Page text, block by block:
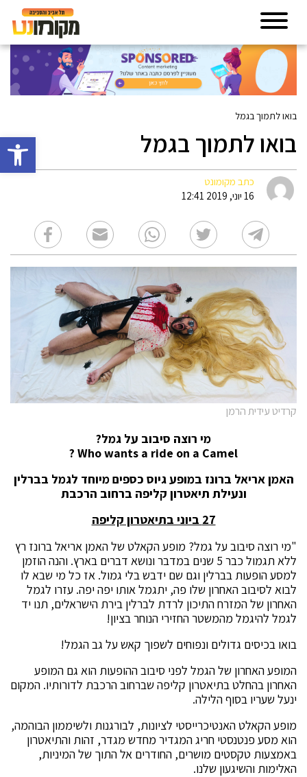
פתח
בואו לתמוך בגמל
בואו לתמוך בגמל
כתב מקומונט
16 יוני, 2019 12:41
קרדיט עידית הרמן
מי רוצה סיבוב על גמל?
Who wants a ride on a Camel ?
האמן אריאל ברונז במופע גיוס כספים מיוחד לגמל בברלין
ונעילת תיאטרון קליפה ברחוב הרכבת
27 ביוני בתיאטרון קליפה
"מי רוצה סיבוב על גמל? מופע הקאלט של האמן אריאל ברונז רץ
ללא תגמול כבר 5 שנים במדבר ונושא דברים בארץ. והנה הוזמן
למסע הופעות בברלין וגם שם ידבש בלי גמול. אז כל מי שבא לו
לבוא לסיבוב האחרון שלו פה, יתגמל אותו יפה יפה. עזרו לגמל
האחרון של המזרח התיכון לרדת לברלין בירת הישראלים, תנו יד
לגמל להיגמל מהמשטר החזירי הנוחר בציון!
בואו בכיסים גדולים ונפוחים לשפוך קאש על גב הגמל!
המופע האחרון של הגמל לפני סיבוב ההופעות הוא גם המופע
האחרון בהחלט בתיאטרון קליפה שברחוב הרכבת לדורותיו. המקום
ינעל שעריו בסוף הלילה.
מופע הקאלט האנטיכרייסטי לציונות, לבורגנות ולשיממון הבוהמה,
הוא מסע פנטנסטי חריג המגדיר מחדש מגדר, זהות והתיאטרון
באמצעות טקסטים מושרים, החודרים אל התוך של המיניות,
האלימות והשיגעון שלנו.